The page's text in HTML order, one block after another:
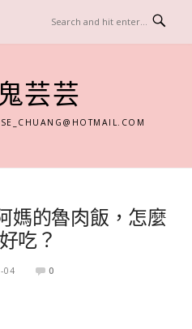
芸芸
媽的魯肉飯，怎麼
吃？
04 0